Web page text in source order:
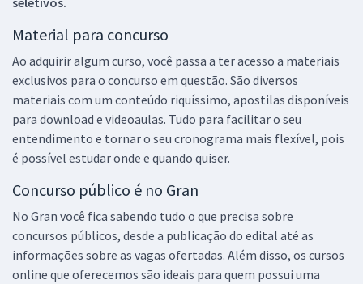
Material para concurso
Ao adquirir algum curso, você passa a ter acesso a materiais
exclusivos para o concurso em questão. São diversos
materiais com um conteúdo riquíssimo, apostilas disponíveis
para download e videoaulas. Tudo para facilitar o seu
entendimento e tornar o seu cronograma mais flexível, pois
é possível estudar onde e quando quiser.
Concurso público é no Gran
No Gran você fica sabendo tudo o que precisa sobre
concursos públicos, desde a publicação do edital até as
informações sobre as vagas ofertadas. Além disso, os cursos
online que oferecemos são ideais para quem possui uma